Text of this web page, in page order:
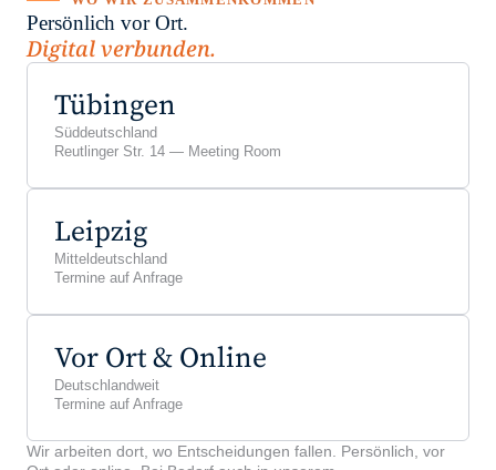
Persönlich vor Ort.
Digital verbunden.
Tübingen
Süddeutschland
Reutlinger Str. 14 — Meeting Room
Leipzig
Mitteldeutschland
Termine auf Anfrage
Vor Ort & Online
Deutschlandweit
Termine auf Anfrage
Wir arbeiten dort, wo Entscheidungen fallen. Persönlich, vor